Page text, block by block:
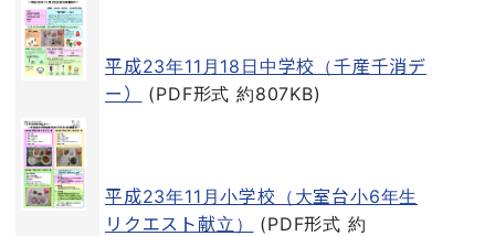
平成23年11月18日中学校（千産千消デ
ー）
(PDF形式 約807KB)
平成23年11月小学校（大室台小6年生
リクエスト献立）
(PDF形式 約